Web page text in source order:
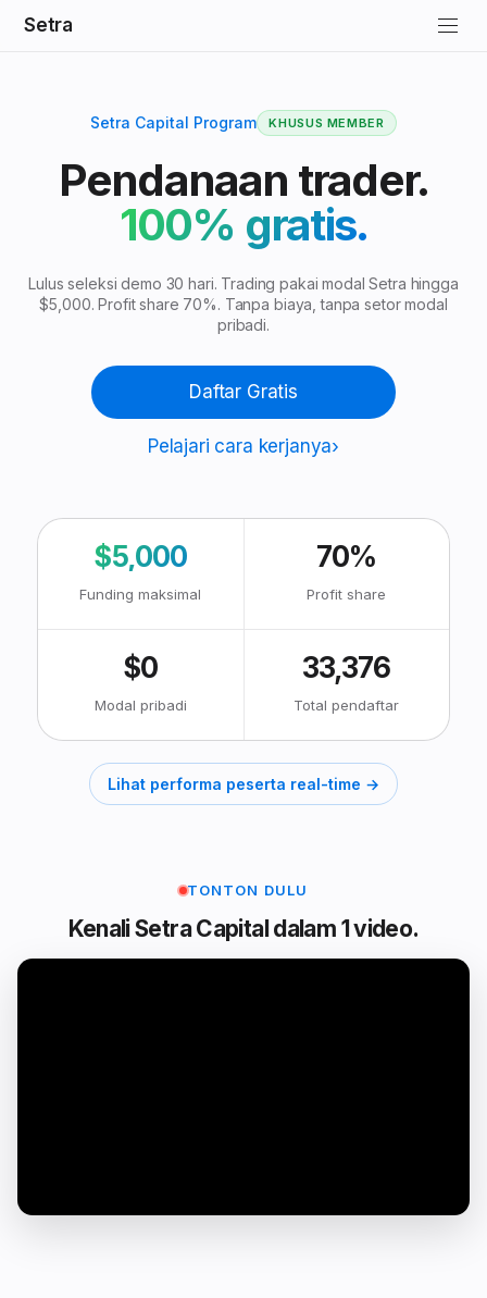
Setra
Setra Capital Program KHUSUS MEMBER
Pendanaan trader.
100% gratis.
Lulus seleksi demo 30 hari. Trading pakai modal Setra hingga
$5,000. Profit share 70%. Tanpa biaya, tanpa setor modal
pribadi.
Daftar Gratis
Pelajari cara kerjanya
$5,000
Funding maksimal
70%
Profit share
$0
Modal pribadi
33,376
Total pendaftar
Lihat performa peserta real-time →
TONTON DULU
Kenali Setra Capital dalam 1 video.